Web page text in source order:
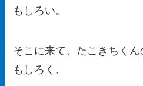
もしろい。
そこに来て、たこきちく
もしろく、